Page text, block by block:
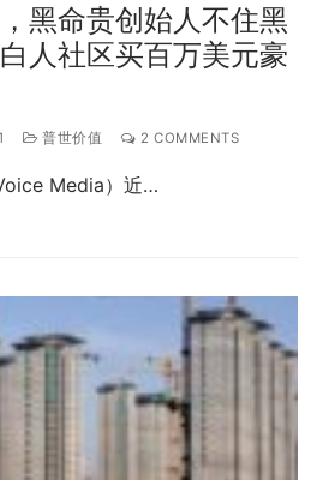
黑命贵创始人不住黑
人社区买百万美元豪
普世价值 2 COMMENTS
Media）近…